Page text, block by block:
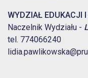
WYDZIAŁ EDUKACJI
Naczelnik Wydziału -
tel. 774066240